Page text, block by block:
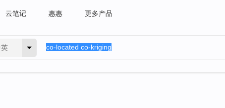
云笔记 惠惠 更多产品